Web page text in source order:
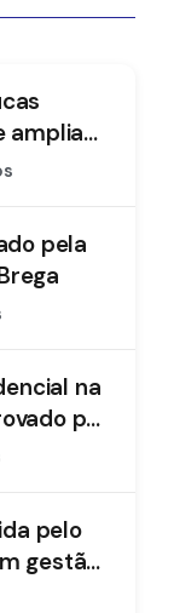
amplia
pela
na
por
pelo
gestão